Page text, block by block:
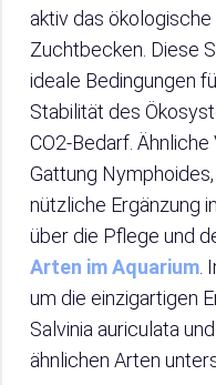
aktiv das
Zuchtbecken. Diese
ideale Bedingungen
Stabilität des
CO2-Bedarf.
Gattung
nützliche Ergänzung
über die Pflege und
Arten im Aquarium
um die einzigartigen
Salvinia auriculata
ähnlichen Arten